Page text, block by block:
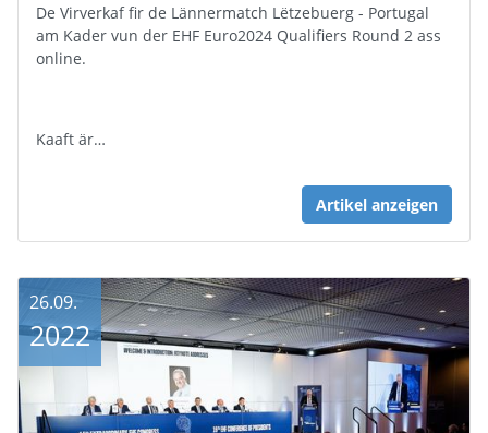
De Virverkaf fir de Lännermatch Lëtzebuerg - Portugal
am Kader vun der EHF Euro2024 Qualifiers Round 2 ass
online.
Kaaft är…
Artikel anzeigen
26.09.
2022